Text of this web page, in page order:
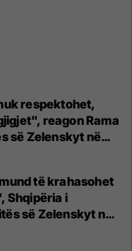
respektohet,
reagon Rama
së Zelenskyt në
të krahasohet
Shqipëria i
së Zelenskyt në